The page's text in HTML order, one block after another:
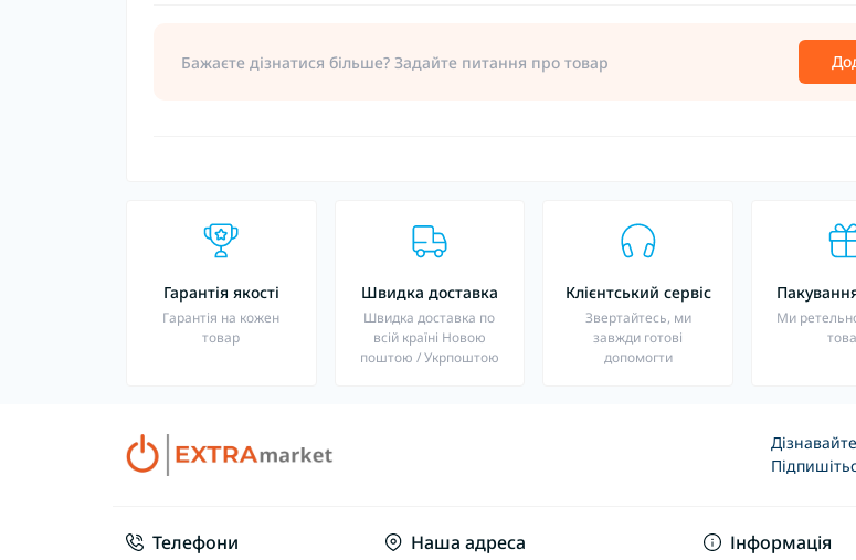
Бажаєте дізнатися більше? Задайте питання про товар
Гарантія якості
Гарантія на кожен
товар
Швидка доставка
Швидка доставка по
всій країні Новою
поштою / Укрпоштою
Клієнтський сервіс
Звертайтесь, ми
завжди готові
допомогти
Ми
Телефони Наша адреса Інформація